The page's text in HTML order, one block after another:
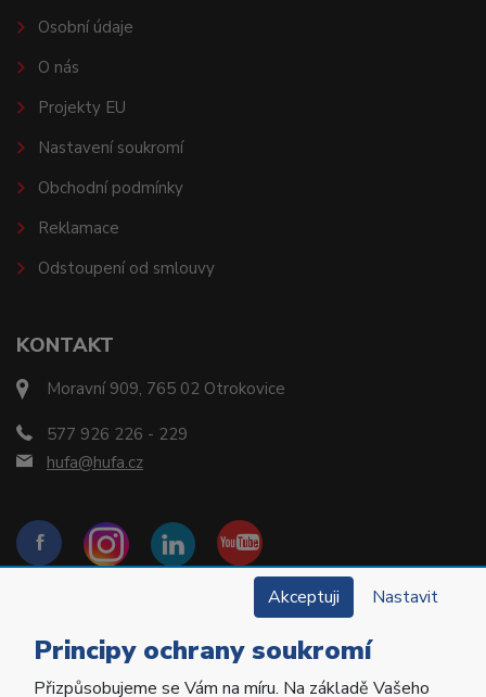
KONTAKT
Moravní 909, 765 02 Otrokovice
577 926 226 - 229
hufa@hufa.cz
Osobní údaje
O nás
Projekty EU
Nastavení soukromí
Obchodní podmínky
Reklamace
Odstoupení od smlouvy
Copyright © 2022 Hu-Fa Dental a.s. Všechna práva
Akceptuji Nastavit
Principy ochrany soukromí
Přizpůsobujeme se Vám na míru. Na základě Vašeho